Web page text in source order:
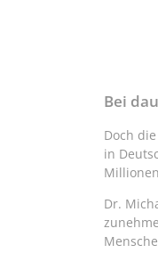
Bei
Doch
in
Dr.